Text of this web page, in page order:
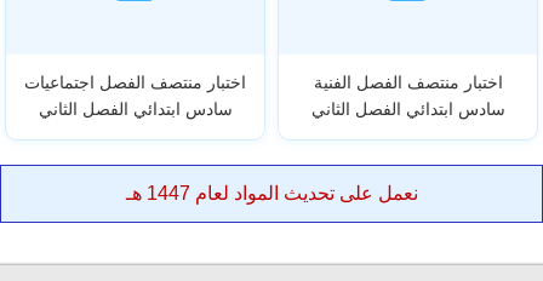
اختبار منتصف الفصل الفنية
سادس ابتدائي الفصل الثاني
اختبار منتصف الفصل اجتماعيات
سادس ابتدائي الفصل الثاني
نعمل على تحديث المواد لعام 1447 هـ